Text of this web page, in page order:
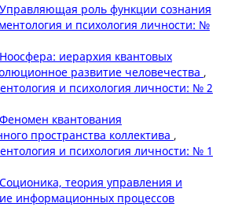
Управляющая роль функции сознания
и психология личности: №
Ноосфера: иерархия квантовых
развитие человечества ,
и психология личности: № 2
Феномен квантования
пространства коллектива ,
и психология личности: № 1
Соционика, теория управления и
информационных процессов